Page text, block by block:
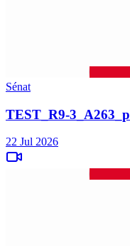
Sénat
TEST_R9-
22 Jul 2026